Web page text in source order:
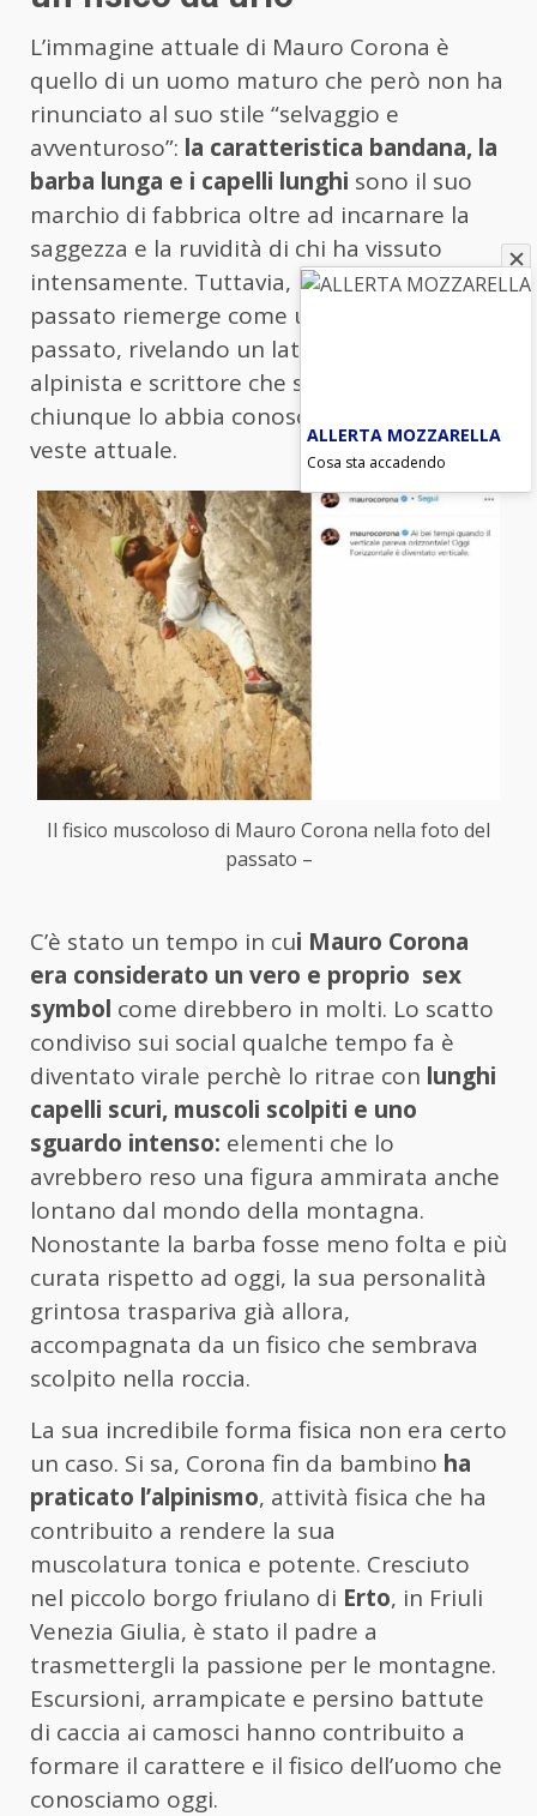
L’immagine attuale di Mauro Corona è
quello di un uomo maturo che però non ha
rinunciato al suo stile “selvaggio e
avventuroso”: la caratteristica bandana, la
barba lunga e i capelli lunghi sono il suo
marchio di fabbrica oltre ad incarnare la
saggezza e la ruvidità di chi ha vissuto
intensamente. Tuttavia, una foto del
passato riemerge come una finestra sul
passato, rivelando un lato del celebre
alpinista e scrittore che sorprende
chiunque lo abbia conosciuto solo nella sua
veste attuale.
Il fisico muscoloso di Mauro Corona nella foto del
passato –
C’è stato un tempo in cui Mauro Corona
era considerato un vero e proprio sex
symbol come direbbero in molti. Lo scatto
condiviso sui social qualche tempo fa è
diventato virale perchè lo ritrae con lunghi
capelli scuri, muscoli scolpiti e uno
sguardo intenso: elementi che lo
avrebbero reso una figura ammirata anche
lontano dal mondo della montagna.
Nonostante la barba fosse meno folta e più
curata rispetto ad oggi, la sua personalità
grintosa traspariva già allora,
accompagnata da un fisico che sembrava
scolpito nella roccia.
La sua incredibile forma fisica non era certo
un caso. Si sa, Corona fin da bambino ha
praticato l’alpinismo, attività fisica che ha
contribuito a rendere la sua
muscolatura tonica e potente. Cresciuto
nel piccolo borgo friulano di Erto, in Friuli
Venezia Giulia, è stato il padre a
trasmettergli la passione per le montagne.
Escursioni, arrampicate e persino battute
di caccia ai camosci hanno contribuito a
formare il carattere e il fisico dell’uomo che
conosciamo oggi.
ALLERTA MOZZARELLA
Cosa sta accadendo